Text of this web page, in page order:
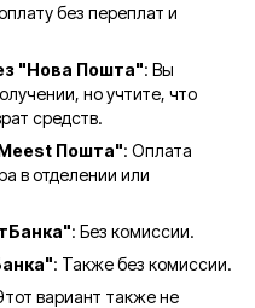
без переплат и
"Нова Пошта": Вы
но учтите, что
средств.
Пошта": Оплата
в отделении или
: Без комиссии.
: Также без комиссии.
вариант также не